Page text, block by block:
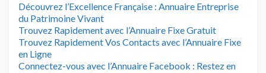
Découvrez l’Excellence Française : Annuaire Entreprise
du Patrimoine Vivant
Trouvez Rapidement avec l’Annuaire Fixe Gratuit
Trouvez Rapidement Vos Contacts avec l’Annuaire Fixe
en Ligne
Connectez-vous avec l’Annuaire Facebook : Restez en